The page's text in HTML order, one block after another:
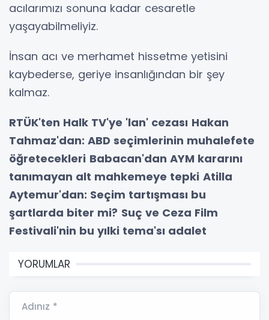
acılarımızı sonuna kadar cesaretle
yaşayabilmeliyiz.
İnsan acı ve merhamet hissetme yetisini
kaybederse, geriye insanlığından bir şey
kalmaz.
RTÜK'ten Halk TV'ye 'lan' cezası Hakan
Tahmaz'dan: ABD seçimlerinin muhalefete
öğretecekleri Babacan'dan AYM kararını
tanımayan alt mahkemeye tepki Atilla
Aytemur'dan: Seçim tartışması bu
şartlarda biter mi? Suç ve Ceza Film
Festivali'nin bu yılki tema'sı adalet
YORUMLAR
Adınız *